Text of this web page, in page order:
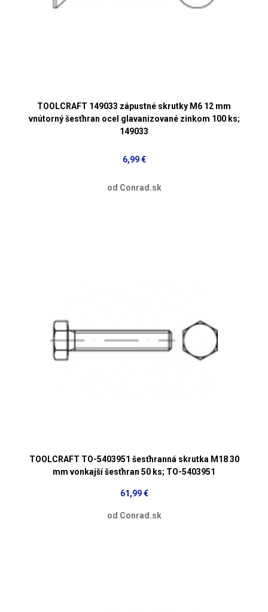
TOOLCRAFT 149033 zápustné skrutky M6 12 mm
vnútorný šesťhran ocel glavanizované zinkom 100 ks;
149033
6,99 €
od Conrad.sk
TOOLCRAFT TO-5403951 šesťhranná skrutka M18 30
mm vonkajší šesťhran 50 ks; TO-5403951
61,99 €
od Conrad.sk